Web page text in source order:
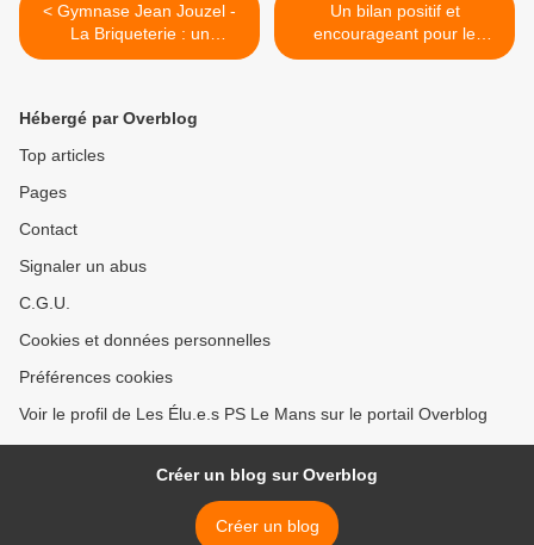
< Gymnase Jean Jouzel -
La Briqueterie : un
équipement durable et
Un bilan positif et
encourageant pour le
programme d'amélioration
Hébergé par Overblog
Top articles
Pages
Contact
Signaler un abus
C.G.U.
Cookies et données personnelles
Préférences cookies
Voir le profil de Les Élu.e.s PS Le Mans sur le portail Overblog
Créer un blog sur Overblog
Créer un blog